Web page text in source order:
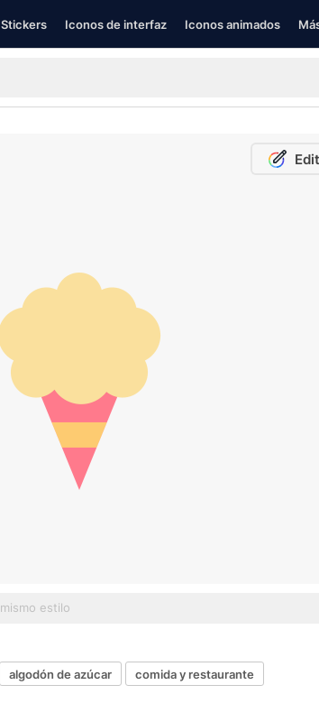
Stickers Iconos de interfaz Iconos animados
algodón de azúcar comida y restaurante